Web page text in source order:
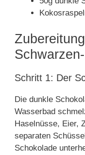
Schritt 1: Der
Die dunkle
Wasserbad
Haselnüsse, Eier,
separaten
Schokolade